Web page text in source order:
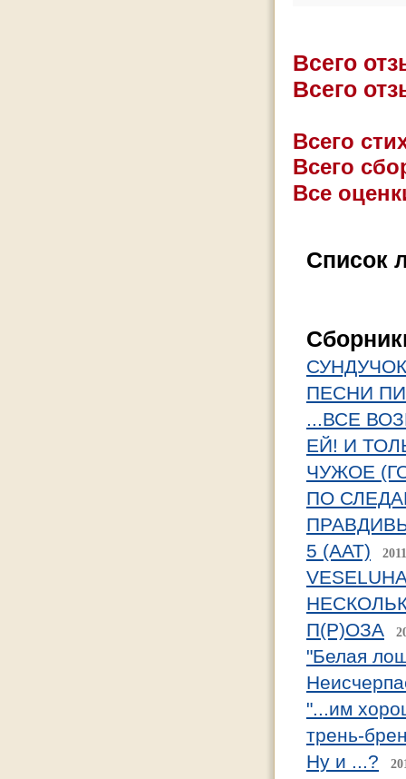
Всего
Всего
Всего
Всего
Все
Список
ПЕСНИ
...ВСЕ
ЕЙ! И
ЧУЖОЕ
ПО
5 (ААТ)
П(Р)ОЗА
"Белая
"...им
трень-
Ну и ...?